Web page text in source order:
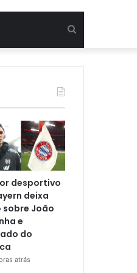
por
desportivo
deixa
sobre João
e
do
atrás